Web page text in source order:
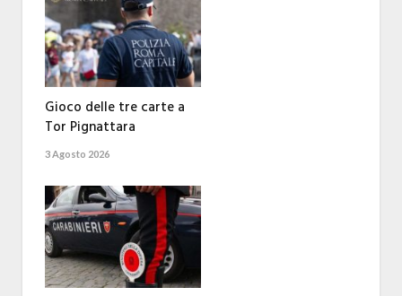
Gioco delle tre carte a
Tor Pignattara
3 Agosto 2026